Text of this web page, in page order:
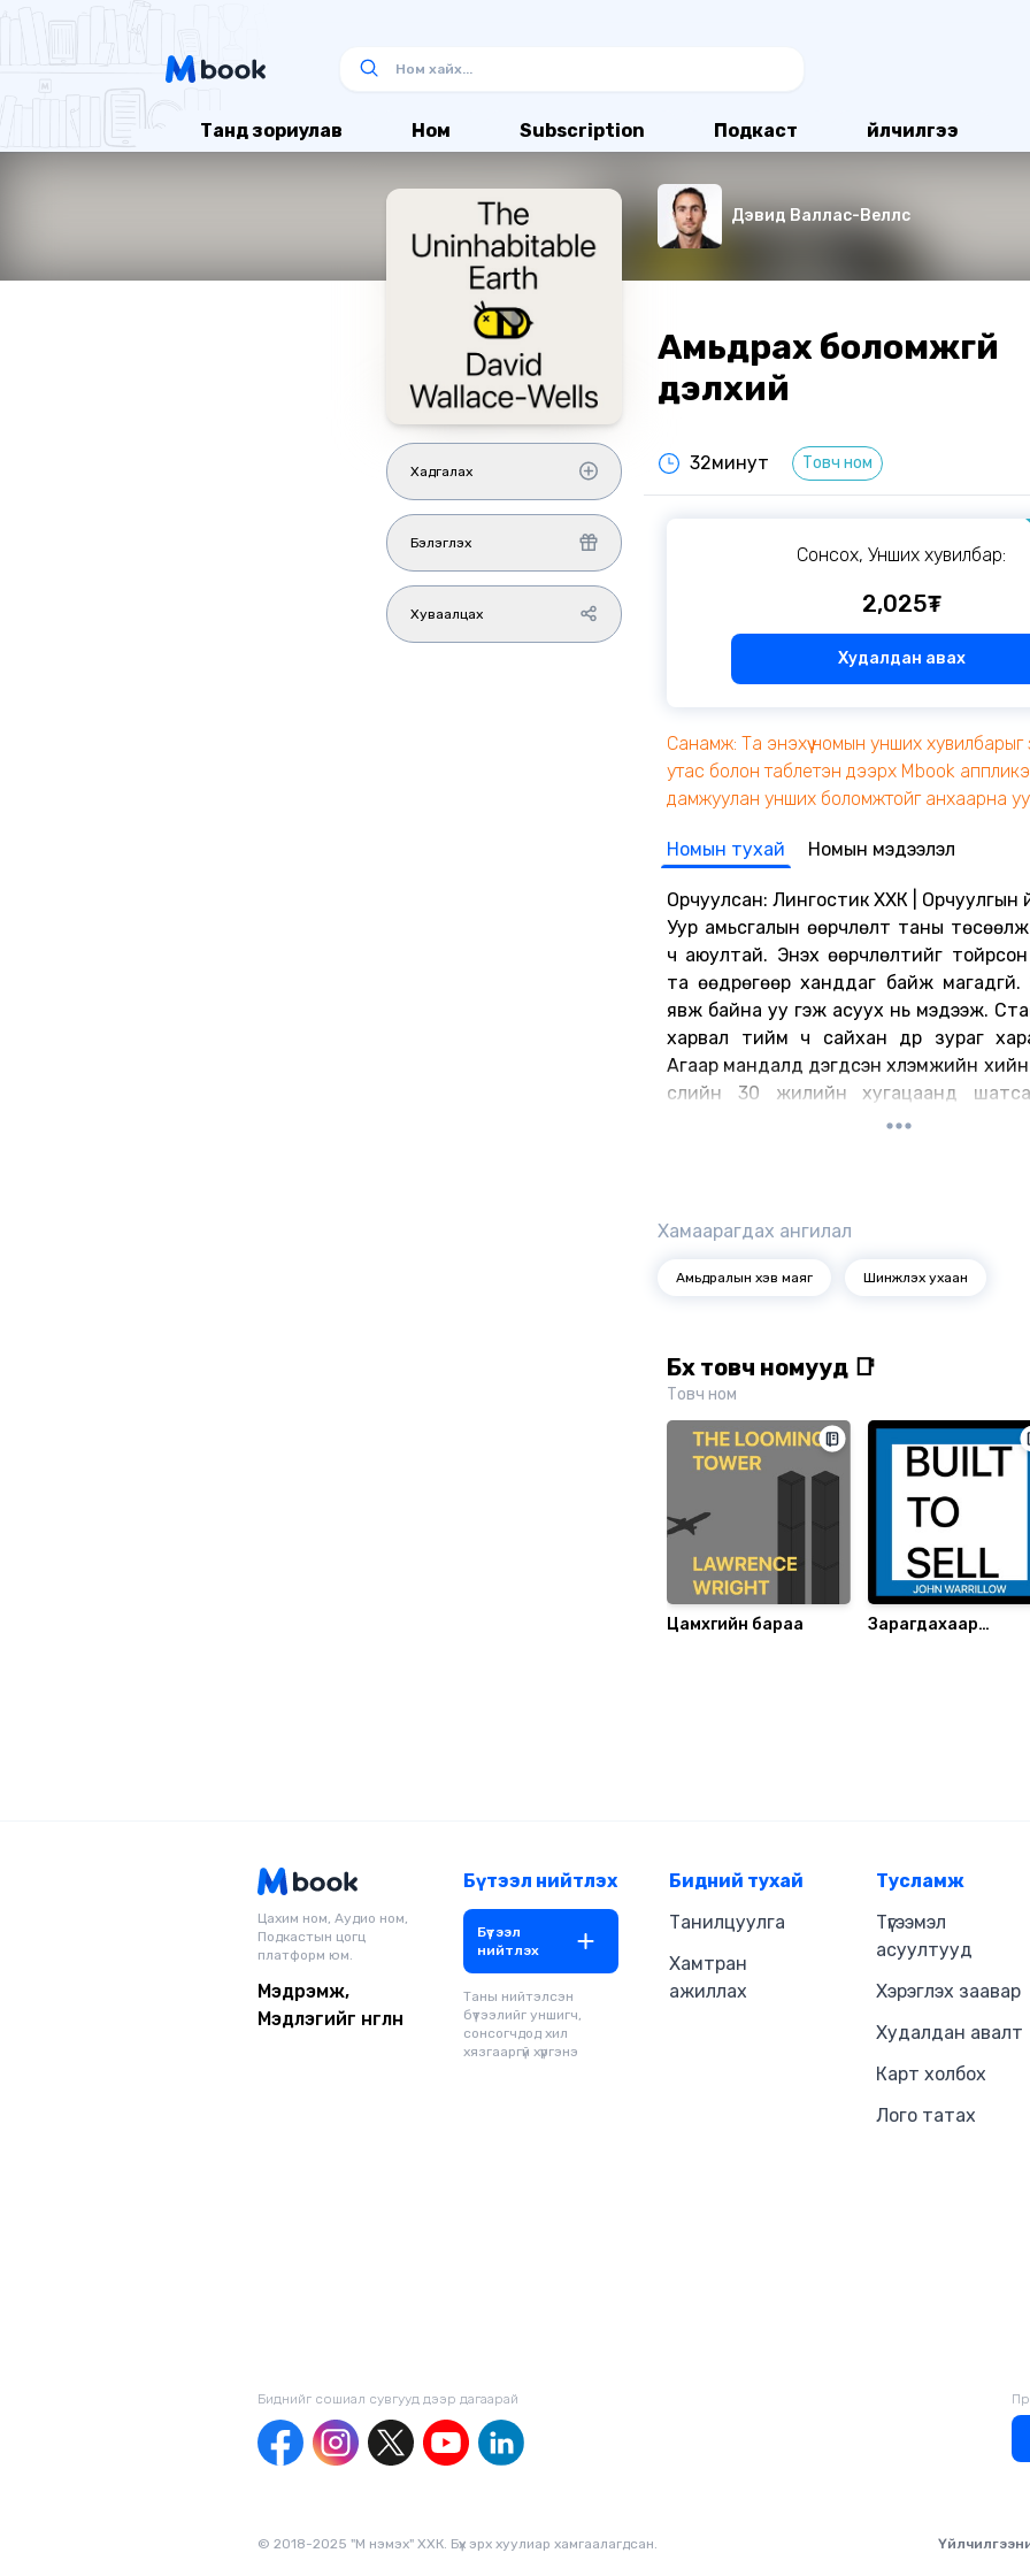
Танд зориулав Ном Subscription Подкаст Үйлчилгээ
Дэвид Валлас-Веллс
Хадгалах
Бэлэглэх
Хуваалцах
Амьдрах боломжгүй
дэлхий
32минут Товч ном
Сонсох, Унших хувилбар:
2,025₮
Худалдан авах
Санамж: Та энэхүү номын унших хувилбарыг
утас болон таблетэн дээрх Mbook
дамжуулан унших боломжтойг анхаарна
Номын тухай Номын мэдээлэл
Орчуулсан: Лингостик ХХК | Орчуулгын
Уур амьсгалын өөрчлөлт таны төсөөлж
ч аюултай. Энэхүү өөрчлөлтийг тойрсон
та өөдрөгөөр ханддаг байж
явж байна уу гэж асуух нь мэдээж.
харвал тийм ч сайхан дүр зураг
Агаар мандалд дэгдсэн хүлэмжийн
сүүлийн 30 жилийн хугацаанд
ялгарчээ. Тэгэхээр хүн гэдэг төрөл
хүлэмжийн хийн ихэнх хэсгийг
таарч байна.
Хамаарагдах ангилал
Амьдралын хэв маяг Шинжлэх ухаан
Бүх товч номууд 📑
Товч ном
Цамхгийн бараа
Зарагдахаар
Цахим ном, Аудио ном,
Подкастын цогц
платформ юм.
Мэдрэмж,
Мэдлэгийг өнгөлнө
Бүтээл нийтлэх
Бүтээл
нийтлэх
Таны нийтэлсэн
бүтээлийг уншигч,
сонсогчдод хил
хязгааргүй хүргэнэ
Бидний тухай
Танилцуулга
Хамтран
ажиллах
Тусламж
Түгээмэл
асуултууд
Хэрэглэх заавар
Худалдан авалт
Карт холбох
Лого татах
Биднийг сошиал сувгууд дээр дагаaрай
© 2018-2025 "М нэмэх" ХХК. Бүх эрх хуулиар хамгаалагдсан.